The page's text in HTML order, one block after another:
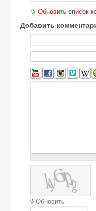
Обновить список
Добавить
Обновить